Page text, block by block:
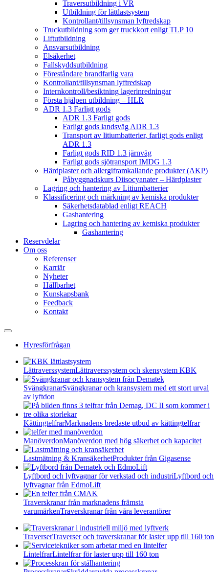
Traversutbildning i VR
Utbildning för lättlastsystem
Kontrollant/tillsynsman lyftredskap
Truckutbildning som ger truckkort enligt TLP 10
Liftutbildning
Ansvarsutbildning
Elsäkerhet
Fallskyddsutbildning
Föreståndare brandfarlig vara
Kontrollant/tillsynsman lyftredskap
Internkontroll/besiktning lagerinredningar
Första hjälpen utbildning – HLR
ADR 1.3 Farligt gods
ADR 1.3 Farligt gods
Farligt gods landsväg ADR 1.3
Transport av litiumbatterier, farligt gods enligt
ADR 1.3
Farligt gods RID 1.3 järnväg
Farligt gods sjötransport IMDG 1.3
Härdplaster och allergiframkallande produkter (AKP)
Påbyggnadskurs Diisocyanater – Härdplaster
Lagring och hantering av Litiumbatterier
Klassificering och märkning av kemiska produkter
Säkerhetsdatablad enligt REACH
Gashantering
Lagring och hantering av kemiska produkter
Gashantering
Reservdelar
Om oss
Referenser
Karriär
Nyheter
Hållbarhet
Kunskapsbank
Feedback
Kontakt
Hyresförfrågan
LättraverssystemLättraverssystem och skensystem KBK
SvängkranarSvängkranar och kransystem med ett stort urval
av lyftdon
KättingtelfrarMarknadens bredaste utbud av kättingtelfrar
ManöverdonManöverdon med hög säkerhet och kapacitet
Lastmätning & KransäkerhetProdukter från Gigasense
Lyftbord och lyftvagnar för verkstad och industriLyftbord och
lyftvagnar från EdmoLift
Traverskranar från marknadens främsta
varumärkenTraverskranar från våra leverantörer
TraverserTraverser och traverskranar för laster upp till 160 ton
LintelfrarLintelfrar för laster upp till 160 ton